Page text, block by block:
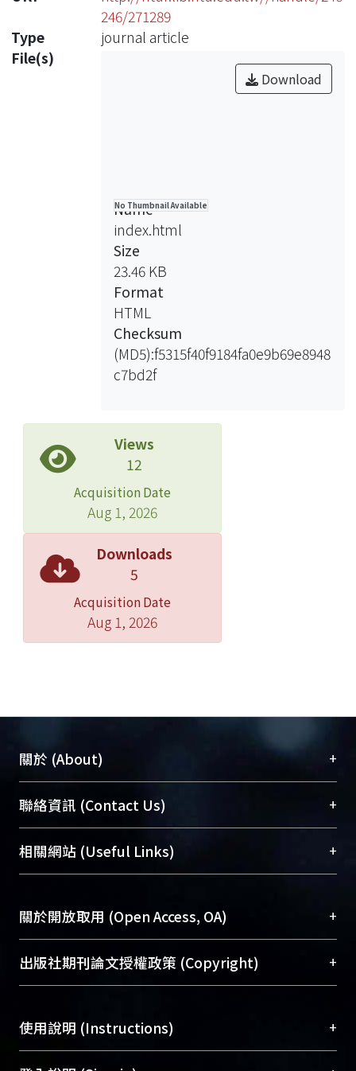
246/271289
Type
journal article
File(s)
No Thumbnail Available
Download
Name
index.html
Size
23.46 KB
Format
HTML
Checksum
(MD5):f5315f40f9184fa0e9b69e8948
c7bd2f
Views
12
Acquisition Date
Aug 1, 2026
Downloads
5
Acquisition Date
Aug 1, 2026
關於 (About) +
臺大位居世界頂尖大學之列，為永久珍藏及向國際
展現本校豐碩的研究成果及學術能量，圖書館整合
機構典藏（NTUR）與學術庫（AH）不同功能平
台，成為臺大學術典藏NTU scholars。期能整合研
成果。
To permanently archive and promote researcher
profiles and scholarly works, Library integrates the
services of “NTU Repository” with “Academic
聯絡資訊 (Contact Us) +
總館學科館員(Main Library)
醫學圖書館學科館員(Medical Library)
Sciences Library)
相關網站 (Useful Links) +
關於開放取用 (Open Access, OA) +
開放取用是從使用者角度提升資訊取用性的社會運
動，應用在學術研究上是透過將研究著作公開供使
用逐年攀升。同時可加速研究發展、提升研究影響
Archive）平台。 （點選深入了解OA）
出版社期刊論文授權政策 (Copyright) +
含部分內容的版權非匯入者所有，或由第三方贊
助與合作完成，請確認該版權所有者及第三方同
使用說明 (Instructions) +